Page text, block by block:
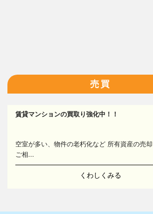
17
売買
賃貸マンションの買取り強化中！！
空室が多い、物件の老朽化など 所有資産の売
ご相...
くわしくみる